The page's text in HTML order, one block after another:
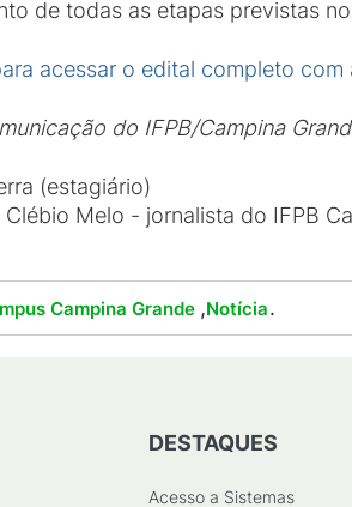
de todas as etapas previstas
acessar o edital completo com
do IFPB/Campina
(estagiário)
Melo - jornalista do IFPB
Campina Grande ,Notícia.
DESTAQUES
Acesso a Sistemas